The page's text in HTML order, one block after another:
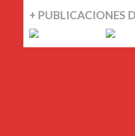
+ PUBLICACIONES